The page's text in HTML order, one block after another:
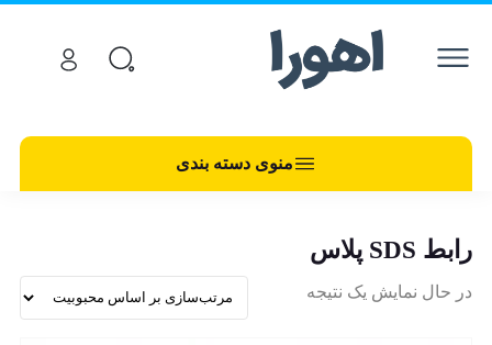
منوی دسته بندی
رابط SDS پلاس
در حال نمایش یک نتیجه